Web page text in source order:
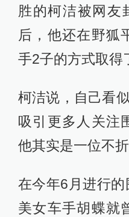
胜的柯洁被网友
后，他还在野狐
手2子的方式取得
柯洁说，自己看
吸引更多人关注
他其实是一位不折
在今年6月进行的
美女车手胡蝶就